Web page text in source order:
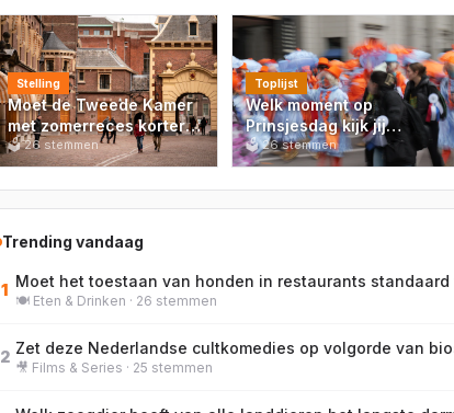
Stelling
Moet de Tweede Kamer
met zomerreces korter
of juist langer stoppen
als er crisis is in
Nederland?
🗳26 stemmen
Toplijst
Welk moment op
Prinsjesdag kijk jij
stiekem het liefst naar?
🗳26 stemmen
Trending vandaag
1
🍽️ Eten & Drinken · 26 stemmen
2
🎥 Films & Series · 25 stemmen